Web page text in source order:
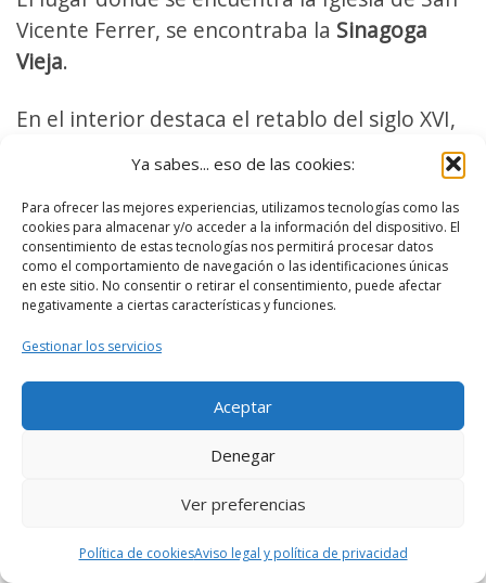
Ya sabes... eso de las cookies:
Para ofrecer las mejores experiencias, utilizamos tecnologías como las
cookies para almacenar y/o acceder a la información del dispositivo. El
consentimiento de estas tecnologías nos permitirá procesar datos
como el comportamiento de navegación o las identificaciones únicas
en este sitio. No consentir o retirar el consentimiento, puede afectar
negativamente a ciertas características y funciones.
Gestionar los servicios
Aceptar
Denegar
Ver preferencias
Política de cookiesAviso legal y política de privacidad
Vicente Ferrer, se encontraba la Sinagoga
Vieja.
En el interior destaca el retablo del siglo XVI,
Iglesia de San Vicente Ferrer de Plasencia